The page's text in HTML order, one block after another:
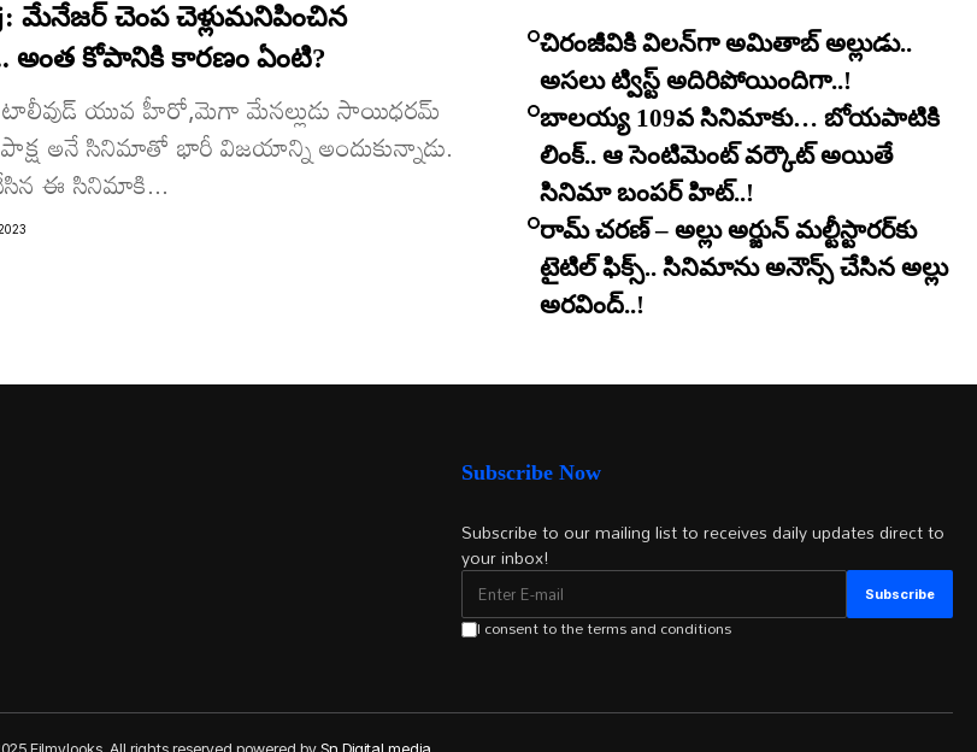
మేనేజ‌ర్ చెంప చెళ్లుమ‌నిపించిన
కోపానికి కార‌ణం ఏంటి?
టాలీవుడ్ యువ హీరో,మెగా మేనల్లుడు సాయిధరమ్
అనే సినిమాతో భారీ విజ‌యాన్ని అందుకున్నాడు.
ఈ సినిమాకి...
చిరంజీవికి విలన్‌గా అమితాబ్ అల్లుడు..
అసలు ట్విస్ట్ అదిరిపోయిందిగా..!
బాలయ్య 109వ సినిమాకు… బోయపాటికి
లింక్.. ఆ సెంటిమెంట్ వర్కౌట్ అయితే
సినిమా బంపర్ హిట్..!
రామ్ చరణ్ – అల్లు అర్జున్ మల్టీస్టారర్​కు
టైటిల్ ఫిక్స్.. సినిమాను అనౌన్స్ చేసిన అల్లు
అరవింద్..!
Subscribe Now
Subscribe to our mailing list to receives daily updates direct to
your inbox!
I consent to the terms and conditions